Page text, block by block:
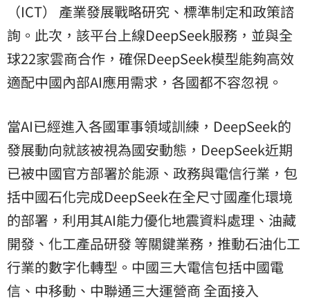
（ICT） 產業發展戰略研究、標準制定和政策諮
詢。此次，該平台上線DeepSeek服務，並與全
球22家雲商合作，確保DeepSeek模型能夠高效
適配中國內部AI應用需求，各國都不容忽視。
當AI已經進入各國軍事領域訓練，DeepSeek的
發展動向就該被視為國安動態，DeepSeek近期
已被中國官方部署於能源、政務與電信行業，包
括中國石化完成DeepSeek在全尺寸國產化環境
的部署，利用其AI能力優化地震資料處理、油藏
開發、化工產品研發 等關鍵業務，推動石油化工
行業的數字化轉型。中國三大電信包括中國電
信、中移動、中聯通三大運營商 全面接入